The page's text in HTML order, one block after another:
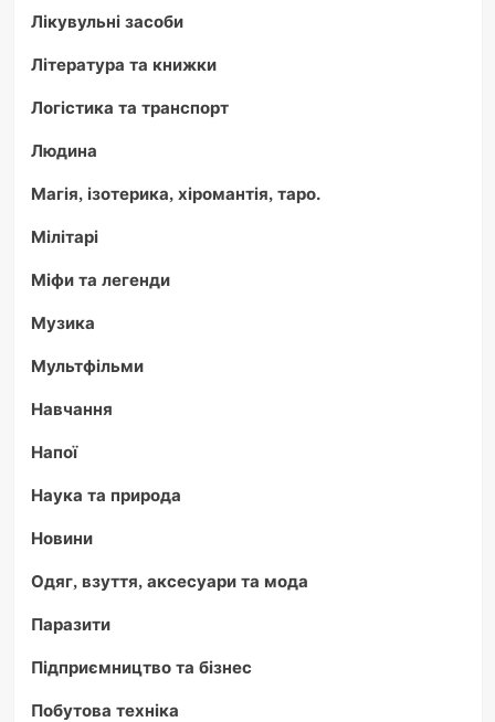
Лікувульні засоби
Література та книжки
Логістика та транспорт
Людина
Магія, ізотерика, хіромантія, таро.
Мілітарі
Міфи та легенди
Музика
Мультфільми
Навчання
Напої
Наука та природа
Новини
Одяг, взуття, аксесуари та мода
Паразити
Підприємництво та бізнес
Побутова техніка